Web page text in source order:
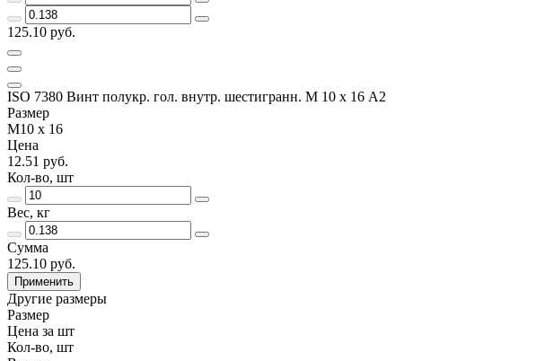
125.10 руб.
ISO 7380 Винт полукр. гол. внутр. шестигранн. М 10 х 16 А2
Размер
М10 х 16
Цена
12.51 руб.
Кол-во, шт
Вес, кг
Сумма
125.10 руб.
Применить
Другие размеры
Размер
Цена за шт
Кол-во, шт